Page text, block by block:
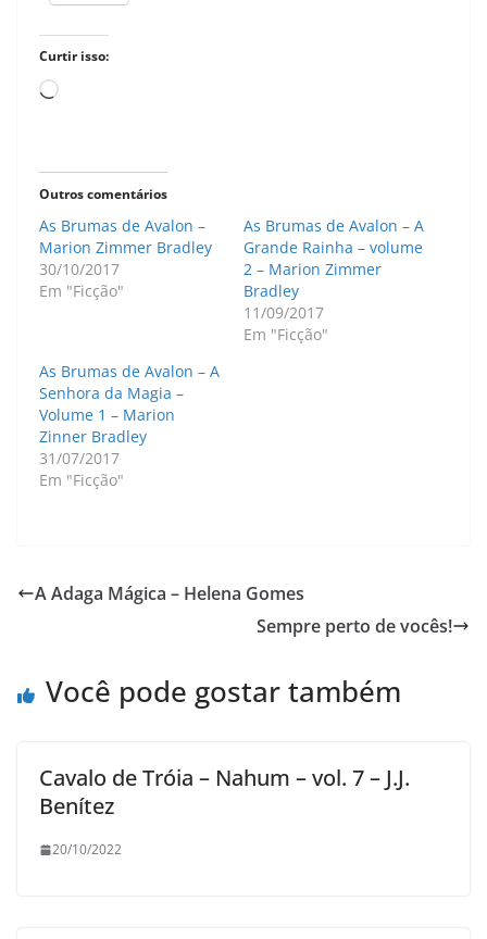
Curtir isso:
Carregando...
Outros comentários
As Brumas de Avalon –
Marion Zimmer Bradley
30/10/2017
Em "Ficção"
As Brumas de Avalon – A
Grande Rainha – volume
2 – Marion Zimmer
Bradley
11/09/2017
Em "Ficção"
As Brumas de Avalon – A
Senhora da Magia –
Volume 1 – Marion
Zinner Bradley
31/07/2017
Em "Ficção"
A Adaga Mágica – Helena Gomes
Sempre perto de vocês!
Você pode gostar também
Cavalo de Tróia – Nahum – vol. 7 – J.J.
Benítez
20/10/2022